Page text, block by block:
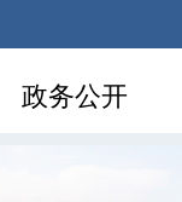
政务公开